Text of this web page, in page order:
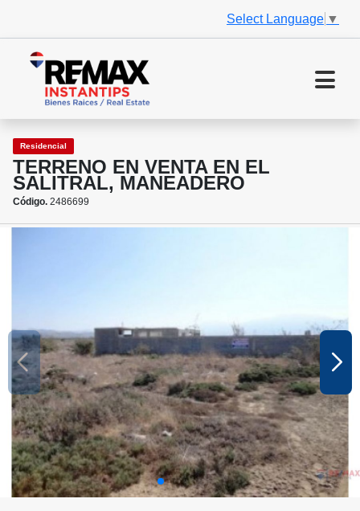
Select Language ▼
Residencial
TERRENO EN VENTA EN EL
SALITRAL, MANEADERO
Código. 2486699